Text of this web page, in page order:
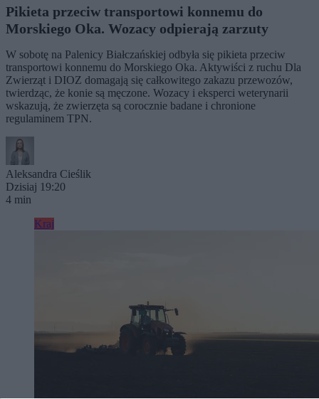
Pikieta przeciw transportowi konnemu do
Morskiego Oka. Wozacy odpierają zarzuty
W sobotę na Palenicy Białczańskiej odbyła się pikieta przeciw
transportowi konnemu do Morskiego Oka. Aktywiści z ruchu Dla
Zwierząt i DIOZ domagają się całkowitego zakazu przewozów,
twierdząc, że konie są męczone. Wozacy i eksperci weterynarii
wskazują, że zwierzęta są corocznie badane i chronione
regulaminem TPN.
Aleksandra Cieślik
Dzisiaj 19:20
4 min
Kraj